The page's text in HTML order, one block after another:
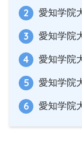
愛知学院
愛知学院
愛知学院
愛知学院
愛知学院